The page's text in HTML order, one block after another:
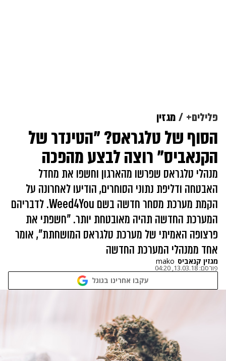
פלילים+ מגזין
הסוף של טלגראס? "הטינדר של
הקנאביס" רוצה לבצע מהפכה
מנהלי טלגראס שפרשו מהארגון וחשפו את מחדל
האבטחה ודליפת נתוני הסוחרים, הודיעו לאחרונה על
הקמת מערכת מסחר חדשה בשם Weed4You. לדבריהם
המערכת החדשה תהיה מאובטחת יותר. "חשפתי את
פרצופה האמיתי של מערכת טלגראס המושחתת", אומר
אחד ממנהלי המערכת החדשה
מגזין קנאביס mako
פורסם: 13.03.18, 04:20
עקבו אחרינו בגוגל